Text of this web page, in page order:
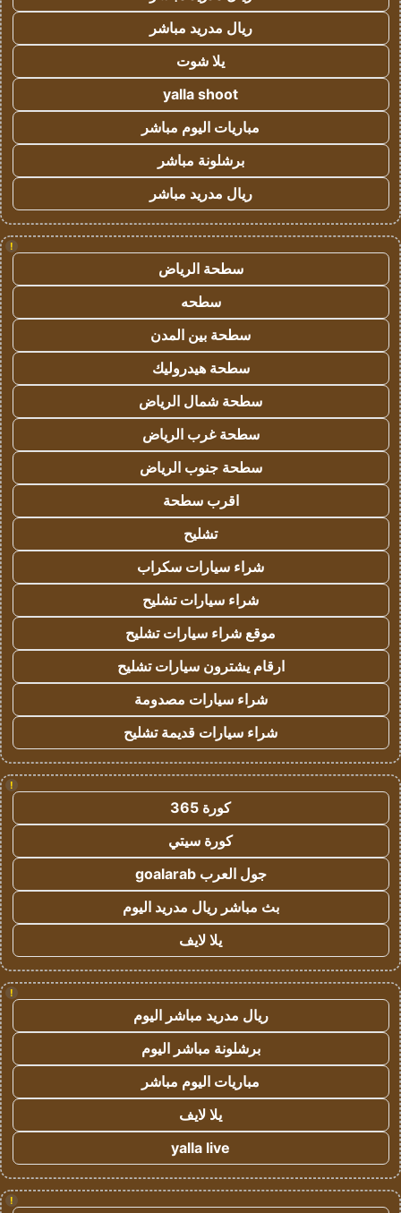
ريال مدريد مباشر
يلا شوت
yalla shoot
مباريات اليوم مباشر
برشلونة مباشر
ريال مدريد مباشر
!
سطحة الرياض
سطحه
سطحة بين المدن
سطحة هيدروليك
سطحة شمال الرياض
سطحة غرب الرياض
سطحة جنوب الرياض
اقرب سطحة
تشليح
شراء سيارات سكراب
شراء سيارات تشليح
موقع شراء سيارات تشليح
ارقام يشترون سيارات تشليح
شراء سيارات مصدومة
شراء سيارات قديمة تشليح
!
كورة 365
كورة سيتي
جول العرب goalarab
بث مباشر ريال مدريد اليوم
يلا لايف
!
ريال مدريد مباشر اليوم
برشلونة مباشر اليوم
مباريات اليوم مباشر
يلا لايف
yalla live
!